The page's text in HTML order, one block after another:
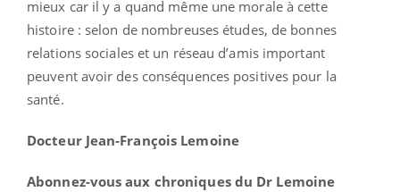
mieux car il y a quand même une morale à cette
histoire : selon de nombreuses études, de bonnes
relations sociales et un réseau d’amis important
peuvent avoir des conséquences positives pour la
santé.
Docteur Jean-François Lemoine
Abonnez-vous aux chroniques du Dr Lemoine